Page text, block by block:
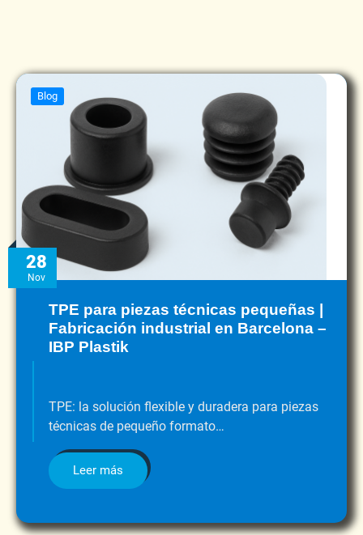
28
Nov
Blog
TPE para piezas técnicas pequeñas |
Fabricación industrial en Barcelona –
IBP Plastik
TPE: la solución flexible y duradera para piezas
técnicas de pequeño formato…
Leer más